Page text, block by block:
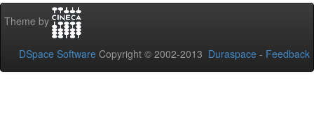
Theme by
DSpace Software Copyright © 2002-2013 Duraspace - Feedback